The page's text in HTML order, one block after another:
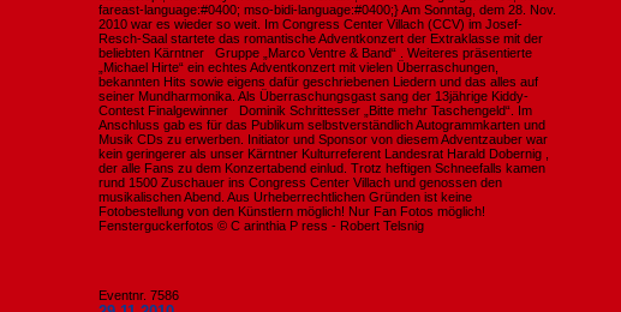
fareast-language:#0400; mso-bidi-language:#0400;} Am Sonntag, dem 28. Nov.
2010 war es wieder so weit. Im Congress Center Villach (CCV) im Josef-
Resch-Saal startete das romantische Adventkonzert der Extraklasse mit der
beliebten Kärntner Gruppe „Marco Ventre & Band“ . Weiteres präsentierte
„Michael Hirte“ ein echtes Adventkonzert mit vielen Überraschungen,
bekannten Hits sowie eigens dafür geschriebenen Liedern und das alles auf
seiner Mundharmonika. Als Überraschungsgast sang der 13jährige Kiddy-
Contest Finalgewinner Dominik Schrittesser „Bitte mehr Taschengeld“. Im
Anschluss gab es für das Publikum selbstverständlich Autogrammkarten und
Musik CDs zu erwerben. Initiator und Sponsor von diesem Adventzauber war
kein geringerer als unser Kärntner Kulturreferent Landesrat Harald Dobernig ,
der alle Fans zu dem Konzertabend einlud. Trotz heftigen Schneefalls kamen
rund 1500 Zuschauer ins Congress Center Villach und genossen den
musikalischen Abend. Aus Urheberrechtlichen Gründen ist keine
Fotobestellung von den Künstlern möglich! Nur Fan Fotos möglich!
Fensterguckerfotos © C arinthia P ress - Robert Telsnig
Eventnr. 7586